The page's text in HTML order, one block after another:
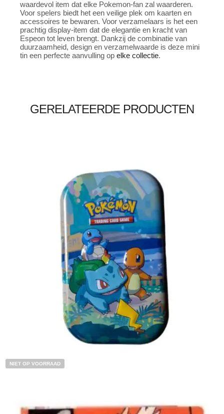
waardevol item dat elke Pokemon-fan zal waarderen.
Voor spelers biedt het een veilige plek om kaarten en
accessoires te bewaren. Voor verzamelaars is het een
prachtig display-item dat de elegantie en kracht van
Espeon tot leven brengt. Dankzij de combinatie van
duurzaamheid, design en verzamelwaarde is deze mini
tin een perfecte aanvulling op elke collectie.
GERELATEERDE PRODUCTEN
€3.00
NIET OP VOORRAAD